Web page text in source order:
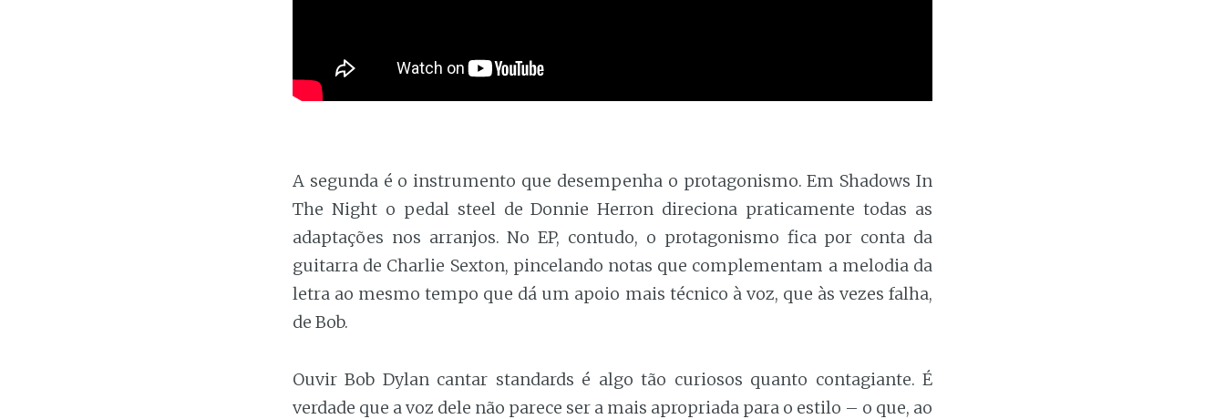
A segunda é o instrumento que desempenha o protagonismo. Em Shadows In
The Night o pedal steel de Donnie Herron direciona praticamente todas as
adaptações nos arranjos. No EP, contudo, o protagonismo fica por conta da
guitarra de Charlie Sexton, pincelando notas que complementam a melodia da
letra ao mesmo tempo que dá um apoio mais técnico à voz, que às vezes falha,
de Bob.
Ouvir Bob Dylan cantar standards é algo tão curiosos quanto contagiante. É
verdade que a voz dele não parece ser a mais apropriada para o estilo – o que, ao